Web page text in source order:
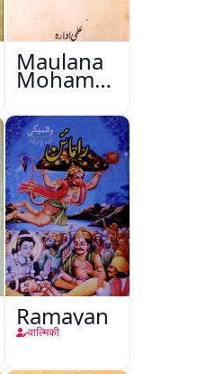
Maulana
Mohammad
Ali Ek
Mutala
Ramayan
वाल्मिकी